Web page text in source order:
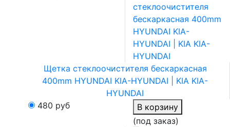
Щетка стеклоочистителя бескаркасная
400mm HYUNDAI KIA-HYUNDAI | KIA KIA-
HYUNDAI
480 руб
В корзину
(под заказ)